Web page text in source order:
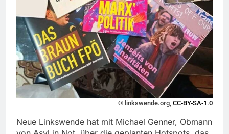
© linkswende.org, CC-BY-SA-1.0
Neue Linkswende hat mit Michael Genner, Obmann